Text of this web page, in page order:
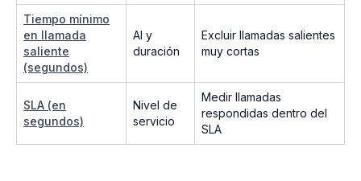
Tiempo mínimo
en llamada
saliente
(segundos)
AI y
duración
Excluir llamadas salientes
muy cortas
SLA (en
segundos)
Nivel de
servicio
Medir llamadas
respondidas dentro del
SLA